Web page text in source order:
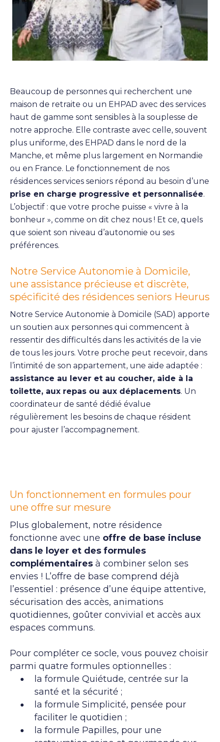
Beaucoup de personnes qui recherchent une
maison de retraite ou un EHPAD avec des services
haut de gamme sont sensibles à la souplesse de
notre approche. Elle contraste avec celle, souvent
plus uniforme, des EHPAD dans le nord de la
Manche, et même plus largement en Normandie
ou en France. Le fonctionnement de nos
résidences services seniors répond au besoin d’une
prise en charge progressive et personnalisée.
L’objectif : que votre proche puisse « vivre à la
bonheur », comme on dit chez nous ! Et ce, quels
que soient son niveau d’autonomie ou ses
préférences.
Notre Service Autonomie à Domicile,
une assistance précieuse et discrète,
spécificité des résidences seniors Heurus
Notre Service Autonomie à Domicile (SAD) apporte
un soutien aux personnes qui commencent à
ressentir des difficultés dans les activités de la vie
de tous les jours. Votre proche peut recevoir, dans
l’intimité de son appartement, une aide adaptée :
assistance au lever et au coucher, aide à la
toilette, aux repas ou aux déplacements. Un
coordinateur de santé dédié évalue
régulièrement les besoins de chaque résident
pour ajuster l’accompagnement.
Un fonctionnement en formules pour
une offre sur mesure
Plus globalement, notre résidence
fonctionne avec une offre de base incluse
dans le loyer et des formules
complémentaires à combiner selon ses
envies ! L’offre de base comprend déjà
l’essentiel : présence d’une équipe attentive,
sécurisation des accès, animations
quotidiennes, goûter convivial et accès aux
espaces communs.
Pour compléter ce socle, vous pouvez choisir
parmi quatre formules optionnelles :
la formule Quiétude, centrée sur la
santé et la sécurité ;
la formule Simplicité, pensée pour
faciliter le quotidien ;
la formule Papilles, pour une